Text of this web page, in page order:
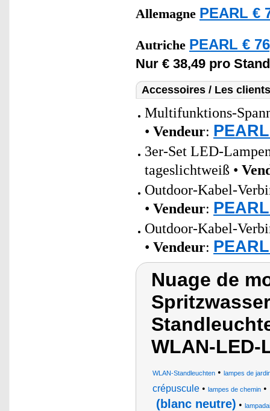
Allemagne PEARL €
Autriche PEARL €
Nur € 38,49 pro
Accessoires / Les
Multifunktions-
• Vendeur:
3er-Set LED-
tageslichtweiß •
Outdoor-Kabel-
• Vendeur:
Outdoor-Kabel-
• Vendeur:
Nuage de
WLAN-
WLAN-Standleuchten• lampes de
crépuscule • lampes de chemin •
(blanc neutre) •